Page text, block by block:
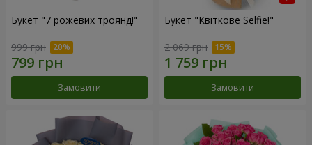
Букет "7 рожевих троянд!"
999 грн
Замовити
Букет "Квіткове Selfie!"
2 069 грн
Замовити